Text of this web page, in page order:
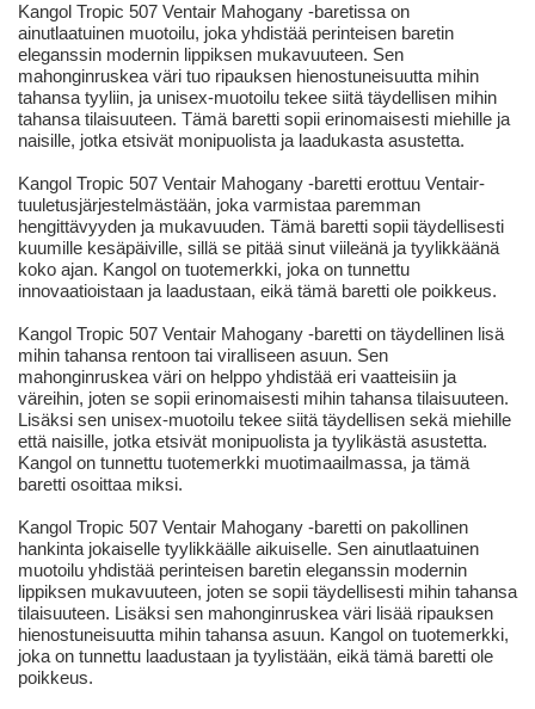
Kangol Tropic 507 Ventair Mahogany -baretissa on
ainutlaatuinen muotoilu, joka yhdistää perinteisen baretin
eleganssin modernin lippiksen mukavuuteen. Sen
mahonginruskea väri tuo ripauksen hienostuneisuutta mihin
tahansa tyyliin, ja unisex-muotoilu tekee siitä täydellisen mihin
tahansa tilaisuuteen. Tämä baretti sopii erinomaisesti miehille ja
naisille, jotka etsivät monipuolista ja laadukasta asustetta.
Kangol Tropic 507 Ventair Mahogany -baretti erottuu Ventair-
tuuletusjärjestelmästään, joka varmistaa paremman
hengittävyyden ja mukavuuden. Tämä baretti sopii täydellisesti
kuumille kesäpäiville, sillä se pitää sinut viileänä ja tyylikkäänä
koko ajan. Kangol on tuotemerkki, joka on tunnettu
innovaatioistaan ja laadustaan, eikä tämä baretti ole poikkeus.
Kangol Tropic 507 Ventair Mahogany -baretti on täydellinen lisä
mihin tahansa rentoon tai viralliseen asuun. Sen
mahonginruskea väri on helppo yhdistää eri vaatteisiin ja
väreihin, joten se sopii erinomaisesti mihin tahansa tilaisuuteen.
Lisäksi sen unisex-muotoilu tekee siitä täydellisen sekä miehille
että naisille, jotka etsivät monipuolista ja tyylikästä asustetta.
Kangol on tunnettu tuotemerkki muotimaailmassa, ja tämä
baretti osoittaa miksi.
Kangol Tropic 507 Ventair Mahogany -baretti on pakollinen
hankinta jokaiselle tyylikkäälle aikuiselle. Sen ainutlaatuinen
muotoilu yhdistää perinteisen baretin eleganssin modernin
lippiksen mukavuuteen, joten se sopii täydellisesti mihin tahansa
tilaisuuteen. Lisäksi sen mahonginruskea väri lisää ripauksen
hienostuneisuutta mihin tahansa asuun. Kangol on tuotemerkki,
joka on tunnettu laadustaan ja tyylistään, eikä tämä baretti ole
poikkeus.